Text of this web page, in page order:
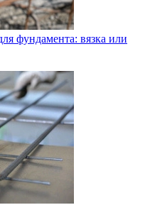
фундамента: вязка или